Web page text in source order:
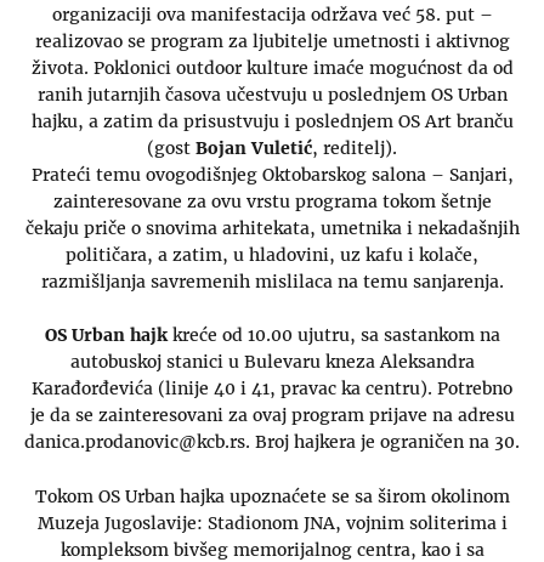
organizaciji ova manifestacija održava već 58. put –
realizovao se program za ljubitelje umetnosti i aktivnog
života. Poklonici outdoor kulture imaće mogućnost da od
ranih jutarnjih časova učestvuju u poslednjem OS Urban
hajku, a zatim da prisustvuju i poslednjem OS Art branču
(gost Bojan Vuletić, reditelj).
Prateći temu ovogodišnjeg Oktobarskog salona – Sanjari,
zainteresovane za ovu vrstu programa tokom šetnje
čekaju priče o snovima arhitekata, umetnika i nekadašnjih
političara, a zatim, u hladovini, uz kafu i kolače,
razmišljanja savremenih mislilaca na temu sanjarenja.
OS Urban hajkkreće od 10.00 ujutru, sa sastankom na
autobuskoj stanici u Bulevaru kneza Aleksandra
Karađorđevića (linije 40 i 41, pravac ka centru). Potrebno
je da se zainteresovani za ovaj program prijave na adresu
danica.prodanovic@kcb.rs. Broj hajkera je ograničen na 30.
Tokom OS Urban hajka upoznaćete se sa širom okolinom
Muzeja Jugoslavije: Stadionom JNA, vojnim soliterima i
kompleksom bivšeg memorijalnog centra, kao i sa